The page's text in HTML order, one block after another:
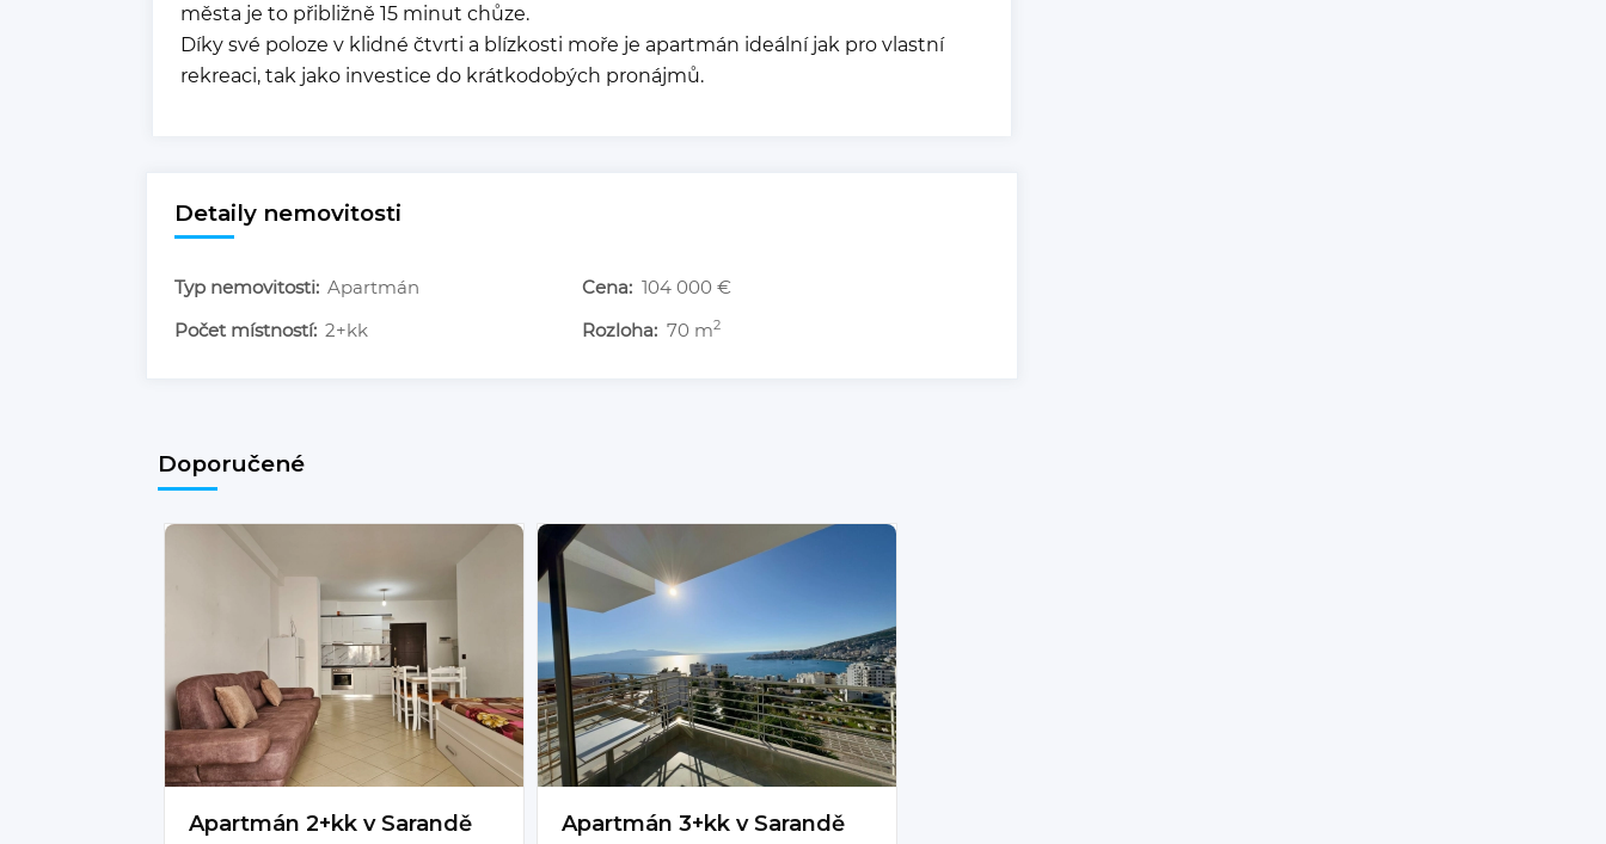
města je to přibližně 15 minut chůze.
Díky své poloze v klidné čtvrti a blízkosti moře je apartmán ideální jak pro vlastní
rekreaci, tak jako investice do krátkodobých pronájmů.
Detaily nemovitosti
Typ nemovitosti: Apartmán Cena: 104 000 €
Počet místností: 2+kk Rozloha: 70 m2
Doporučené
95 000 €
Apartmán 2+kk v Sarandě
189 000 €
Apartmán 3+kk v Sarandě